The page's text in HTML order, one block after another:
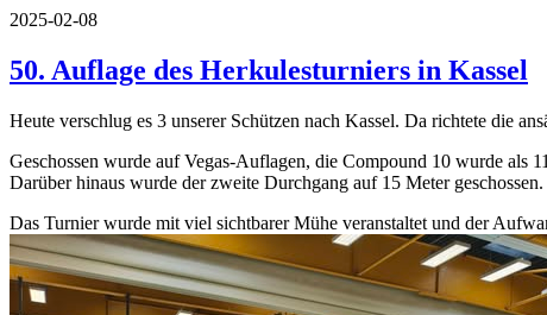
2025-02-08
50. Auflage des Herkulesturniers in Kassel
Heute verschlug es 3 unserer Schützen nach Kassel. Da richtete die
Geschossen wurde auf Vegas-Auflagen, die Compound 10 wurde als
Darüber hinaus wurde der zweite Durchgang auf 15 Meter geschossen.
Das Turnier wurde mit viel sichtbarer Mühe veranstaltet und der